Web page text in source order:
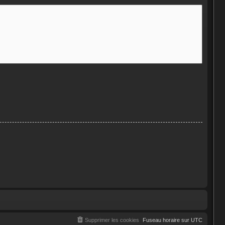
Fuseau horaire sur UTC
Supprimer les cookies